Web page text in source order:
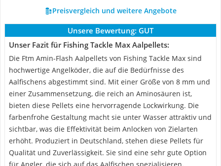
Preisvergleich und weitere Angebote
Unsere Bewertung: GUT
Unser Fazit für Fishing Tackle Max Aalpellets:
Die Ftm Amin-Flash Aalpellets von Fishing Tackle Max sind
hochwertige Angelköder, die auf die Bedürfnisse des
Aalfischens abgestimmt sind. Mit einer Größe von 8 mm und
einer Zusammensetzung, die reich an Aminosäuren ist,
bieten diese Pellets eine hervorragende Lockwirkung. Die
farbenfrohe Gestaltung macht sie unter Wasser attraktiv und
sichtbar, was die Effektivität beim Anlocken von Zielarten
erhöht. Produziert in Deutschland, stehen diese Pellets für
Qualität und Zuverlässigkeit. Sie sind eine sehr gute Option